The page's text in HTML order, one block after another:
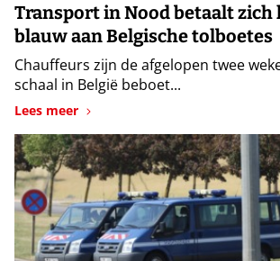
Transport in Nood betaalt zich
blauw aan Belgische tolboetes
Chauffeurs zijn de afgelopen twee
schaal in België beboet...
Lees meer